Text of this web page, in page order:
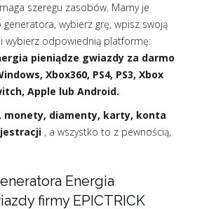
szeregu zasobów. Mamy je
generatora, wybierz grę, wpisz swoją
wybierz odpowiednią platformę:
pieniądze gwiazdy za darmo
Xbox360, PS4, PS3, Xbox
Apple lub Android.
monety, diamenty, karty, konta
, a wszystko to z pewnością,
Energia
firmy EPICTRICK